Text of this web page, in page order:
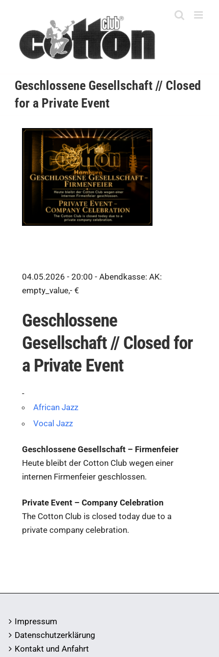
content
Geschlossene Gesellschaft // Closed
for a Private Event
04.05.2026 - 20:00 - Abendkasse: AK:
empty_value,- €
Geschlossene
Gesellschaft // Closed for
a Private Event
-
African Jazz
Vocal Jazz
Geschlossene Gesellschaft – Firmenfeier
Heute bleibt der Cotton Club wegen einer
internen Firmenfeier geschlossen.
Private Event – Company Celebration
The Cotton Club is closed today due to a
private company celebration.
Impressum
Datenschutzerklärung
Kontakt und Anfahrt